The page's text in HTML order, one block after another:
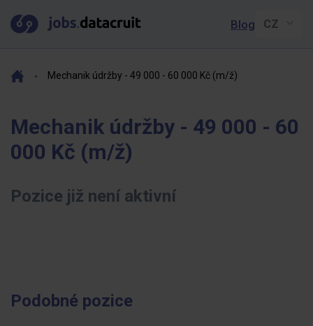
Blog
Mechanik údržby - 49 000 - 60 000 Kč (m/ž)
Mechanik údržby - 49 000 - 60
000 Kč (m/ž)
Pozice již není aktivní
Podobné pozice